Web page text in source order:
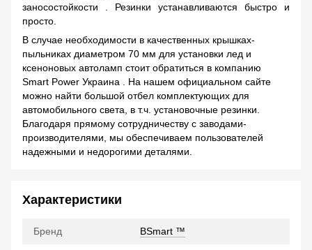
заносостойкости . Резинки устанавливаются быстро и
просто.
В случае необходимости в качественных крышках-
пыльниках диаметром 70 мм для установки лед и
ксеноновых автоламп стоит обратиться в компанию
Smart Power Украина . На нашем официальном сайте
можно найти большой отбел комплектующих для
автомобильного света, в т.ч. установочные резинки.
Благодаря прямому сотрудничеству с заводами-
производителями, мы обеспечиваем пользователей
надежными и недорогими деталями.
Характеристики
Бренд BSmart ™